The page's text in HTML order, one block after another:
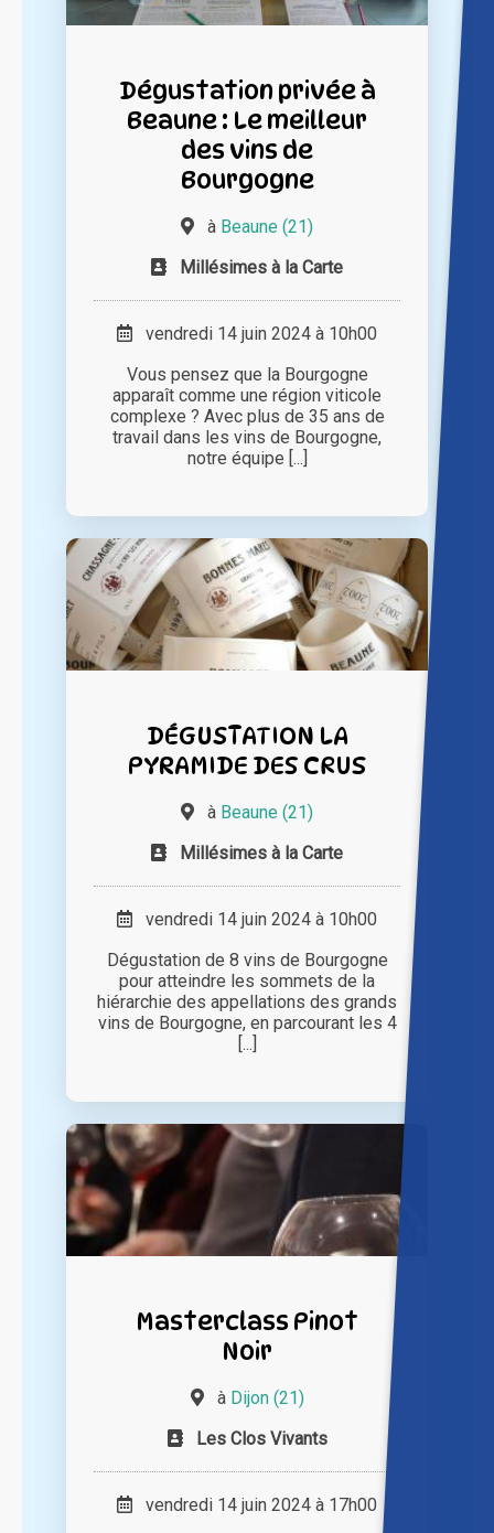
Dégustation privée à
Beaune : Le meilleur
des vins de
Bourgogne
à Beaune (21)
Millésimes à la Carte
vendredi 14 juin 2024 à 10h00
Vous pensez que la Bourgogne
apparaît comme une région viticole
complexe ? Avec plus de 35 ans de
travail dans les vins de Bourgogne,
notre équipe [...]
DÉGUSTATION LA
PYRAMIDE DES CRUS
à Beaune (21)
Millésimes à la Carte
vendredi 14 juin 2024 à 10h00
Dégustation de 8 vins de Bourgogne
pour atteindre les sommets de la
hiérarchie des appellations des grands
vins de Bourgogne, en parcourant les 4
[...]
Masterclass Pinot
Noir
à Dijon (21)
Les Clos Vivants
vendredi 14 juin 2024 à 17h00